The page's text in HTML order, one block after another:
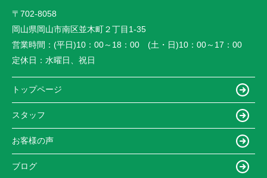
〒702-8058
岡山県岡山市南区並木町２丁目1-35
営業時間： (平日)10：00～18：00 (土・日)10：00～17：00
定休日： 水曜日、祝日
トップページ
スタッフ
お客様の声
ブログ